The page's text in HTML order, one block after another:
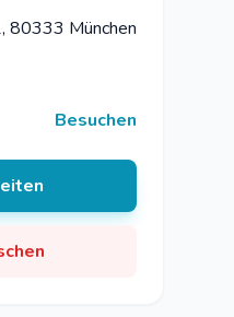
80333 München
Besuchen